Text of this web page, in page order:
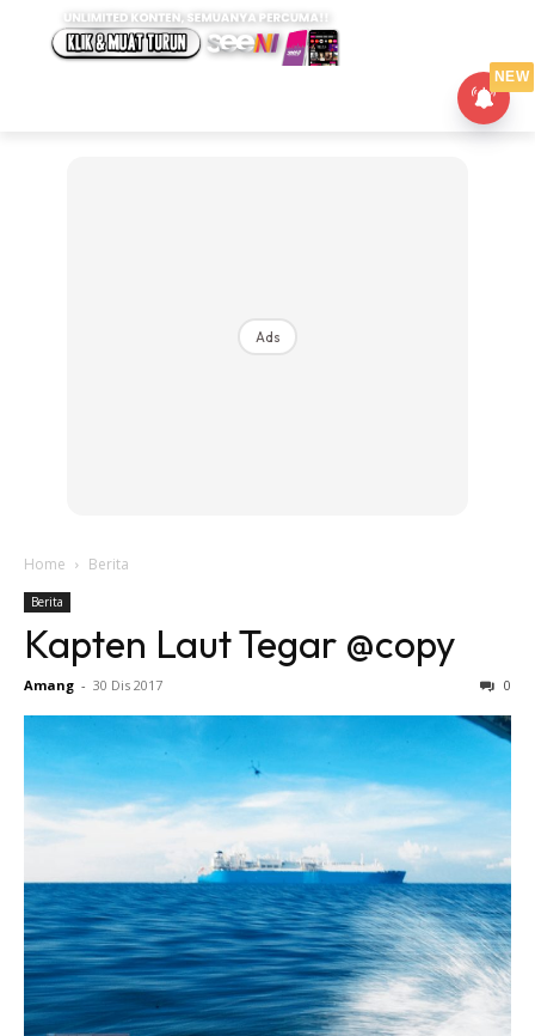
Ads
Home Berita
Berita
Kapten Laut Tegar @copy
Amang - 30 Dis 2017 0
NEW